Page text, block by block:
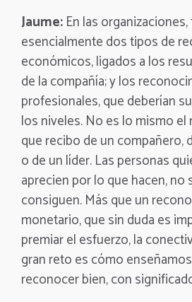
Jaume:En las
esencialmente dos tipos de
económicos, ligados a los
de la compañía; y los
profesionales, que deberían
los niveles. No es lo mismo
que recibo de un compañero,
o de un líder. Las personas
aprecien por lo que hacen, no
consiguen. Más que un
monetario, que sin duda es
premiar el esfuerzo, la
gran reto es cómo
reconocer bien, con